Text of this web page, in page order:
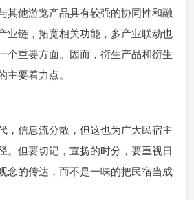
其他游览产品具有较强的协同性和融
业链，拓宽相关功能，多产业联动也
个重要方面。因而，衍生产品和衍生
要着力点。
，信息流分散，但这也为广大民宿主
。但要切记，宣扬的时分，要重视日
念的传达，而不是一味的把民宿当成